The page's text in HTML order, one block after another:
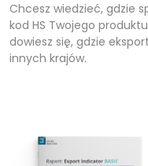
Chcesz wiedzieć, gdzie
kod HS Twojego
dowiesz się, gdzie
innych krajów.